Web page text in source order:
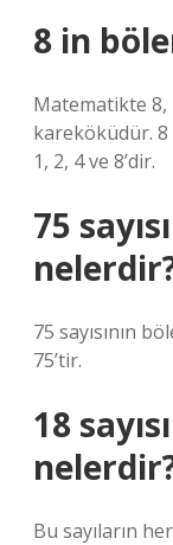
8 in
Matematikte 8,
kareköküdür. 8
1, 2, 4 ve 8’dir.
75
75 sayısının
75’tir.
18
Bu sayıların